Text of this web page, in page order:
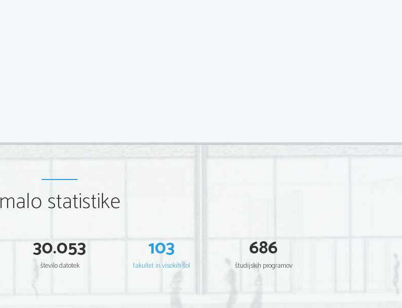
malo statistike
30.053
število datotek
103
fakultet in visokih šol
686
študijskih programov